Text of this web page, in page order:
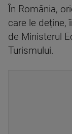
În România,
care le deține,
de Ministerul
Turismului.